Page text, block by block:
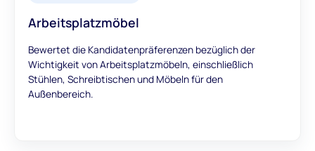
Arbeitsplatzmöbel
Bewertet die Kandidatenpräferenzen bezüglich der
Wichtigkeit von Arbeitsplatzmöbeln, einschließlich
Stühlen, Schreibtischen und Möbeln für den
Außenbereich.